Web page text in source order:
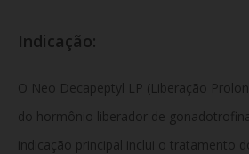
Indicação:
O Neo Decapeptyl LP (Liberação
do hormônio liberador de
indicação principal inclui o tratamento